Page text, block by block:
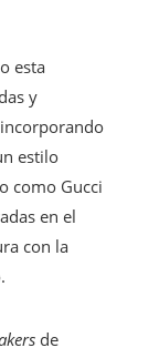
esta
y
estilo
como Gucci
en el
con la
de